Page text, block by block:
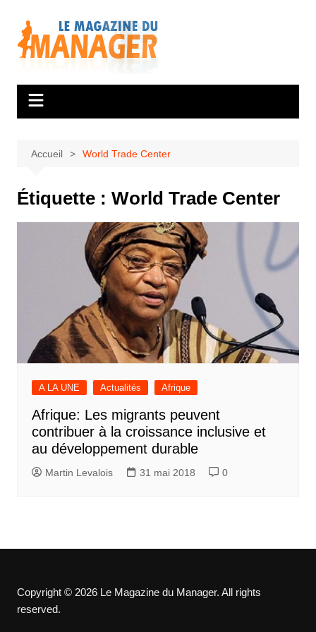
contenu
Accueil World Trade Center
Étiquette : World Trade Center
A LA UNE Actualités Afrique
Afrique: Les migrants peuvent
contribuer à la croissance inclusive et
au développement durable
Martin Levalois 31 mai 2018 0
Copyright © 2026 Le Magazine du Manager. All rights
reserved.